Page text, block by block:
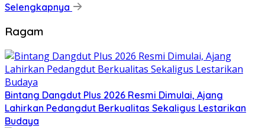
Selengkapnya
Ragam
Bintang Dangdut Plus 2026 Resmi Dimulai, Ajang
Lahirkan Pedangdut Berkualitas Sekaligus Lestarikan
Budaya